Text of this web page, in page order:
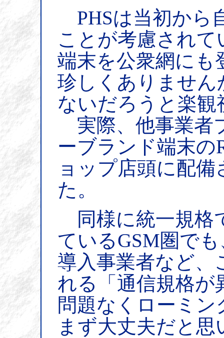
PHSは当初から
ことが考慮され
端末を公衆網にも
珍しくありません
ないだろうと楽
実際、他事業者
ーブランド端末
ョップ店頭に配
た。
同様に統一規格
ているGSM圏で
導入事業者など、
れる「通信規格が
問題なくローミ
まず大丈夫だと思